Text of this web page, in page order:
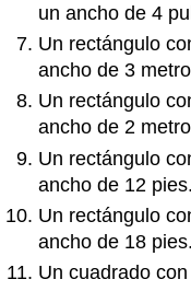
un ancho de 4
Un rectángulo
ancho de 3
Un rectángulo
ancho de 2
Un rectángulo
ancho de 12 pies.
Un rectángulo
ancho de 18 pies.
Un cuadrado